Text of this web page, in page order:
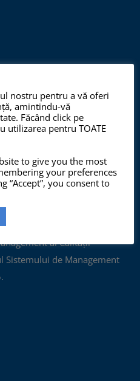
Group deține
al Calității
Sistemului de Management
nostru pentru a vă oferi
amintindu-vă
Făcând click pe
utilizarea pentru TOATE
to give you the most
your preferences
“Accept”, you consent to